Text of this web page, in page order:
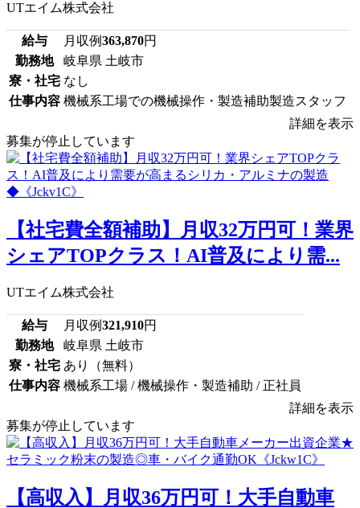
UTエイム株式会社
給与 月収例363,870円
勤務地
岐阜県 土岐市
寮・社宅 なし
仕事内容 機械系工場での機械操作・製造補助製造スタッフ
詳細を表示
募集が停止しています
【社宅費全額補助】月収32万円可！業界
シェアTOPクラス！AI普及により需...
UTエイム株式会社
給与 月収例321,910円
勤務地
岐阜県 土岐市
寮・社宅 あり（無料）
仕事内容 機械系工場 / 機械操作・製造補助 / 正社員
詳細を表示
募集が停止しています
【高収入】月収36万円可！大手自動車